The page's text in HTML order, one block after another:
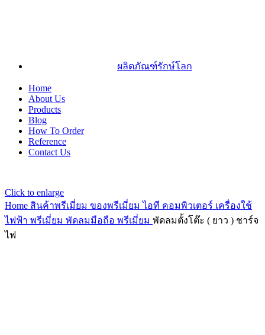
ผลิตภัณฑ์รักษ์โลก
Home
About Us
Products
Blog
How To Order
Reference
Contact Us
Click to enlarge
Home สินค้าพรีเมี่ยม ของพรีเมี่ยมไอที คอมพิวเตอร์ เครื่องใช้
ไฟฟ้า พรีเมี่ยม พัดลมมือถือ พรีเมี่ยม พัดลมตั้งโต๊ะ ( ยาว ) ชาร์จ
ไฟ